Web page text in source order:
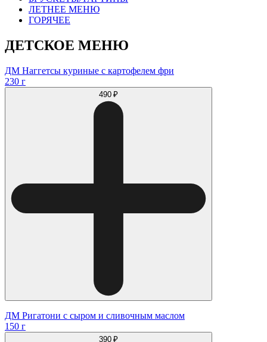
ЛЕТНЕЕ МЕНЮ
ГОРЯЧЕЕ
ДЕТСКОЕ МЕНЮ
ДМ Наггетсы куриные с картофелем фри
230 г
490 ₽
ДМ Ригатони с сыром и сливочным маслом
150 г
390 ₽